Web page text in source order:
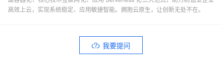
高效上云，实现系统稳定、应用敏捷智能。拥抱云原生，让创新无处不在。
我要提问